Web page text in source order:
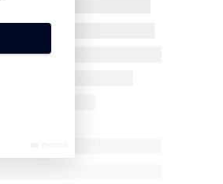
la population valide,